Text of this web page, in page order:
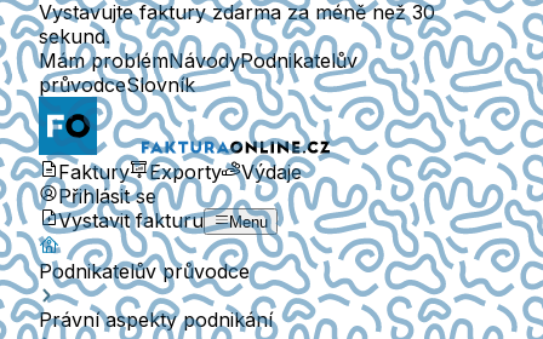
Vystavujte faktury zdarma za méně než 30
sekund.
Mám problémNávodyPodnikatelův
průvodceSlovník
Faktury Exporty
Výdaje
Přihlásit se
Vystavit fakturu
Menu
Podnikatelův průvodce
Právní aspekty podnikání